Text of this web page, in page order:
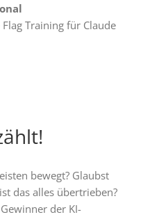
Training für Claude
bewegt? Glaubst
das alles übertrieben?
der KI-